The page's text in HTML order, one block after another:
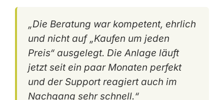
„Die Beratung war kompetent, ehrlich
und nicht auf „Kaufen um jeden
Preis“ ausgelegt. Die Anlage läuft
jetzt seit ein paar Monaten perfekt
und der Support reagiert auch im
Nachgang sehr schnell.“